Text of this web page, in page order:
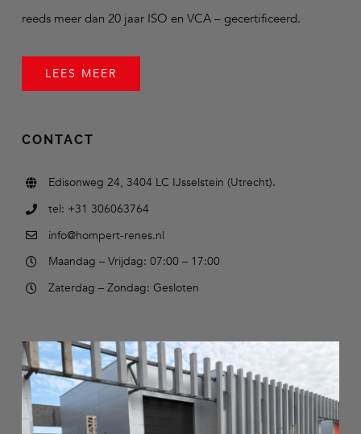
reeds meer dan 20 jaar ISO en VCA – gecertificeerd.
LEES MEER
CONTACT
Edisonweg 24, 3404 LC IJsselstein (Utrecht).
tel: +31 306063764
info@hompert-renes.nl
Maandag – Vrijdag: 07:00 – 17:00
Zaterdag – Zondag: Gesloten